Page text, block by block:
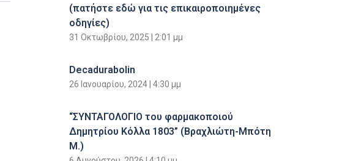
(πατήστε εδώ για τις επικαιροποιημένες
οδηγίες)
31 Οκτωβρίου, 2025 2:01 μμ
Decadurabolin
26 Ιανουαρίου, 2024 4:30 μμ
“ΣΥΝΤΑΓΟΛΟΓΙΟ του φαρμακοποιού
Δημητρίου Κόλλα 1803” (Βραχλιώτη-Μπότη
Μ.)